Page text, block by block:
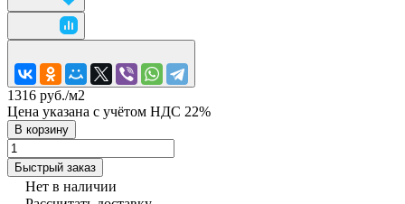
1316 руб./м2
Цена указана с учётом НДС 22%
В корзину
Быстрый заказ
Нет в наличии